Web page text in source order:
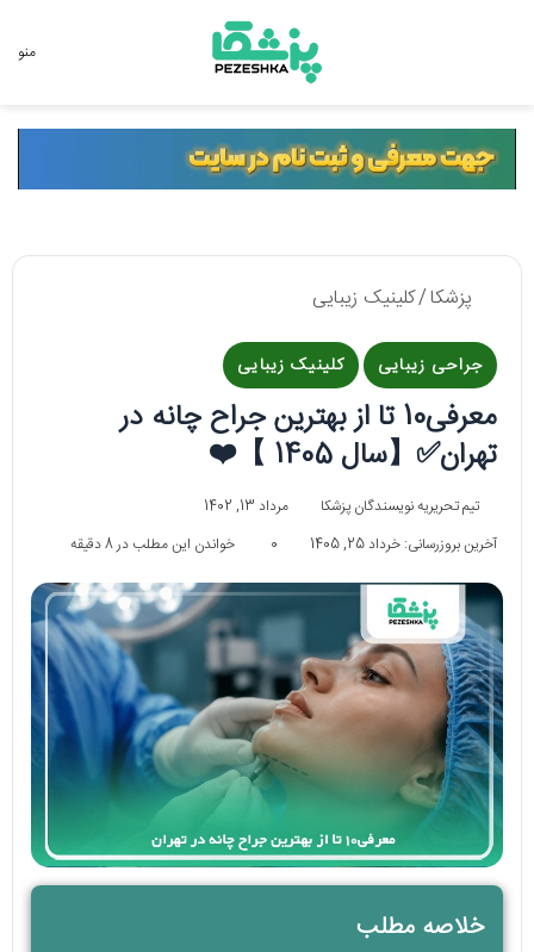
منو
پزشکا/کلینیک زیبایی
جراحی زیبایی کلینیک زیبایی
معرفی10 تا از بهترین جراح چانه در
تهران✅【سال 1405 】❤️
تیم تحریریه نویسندگان پزشکا
مرداد 13, 1402
آخرین بروزرسانی: خرداد 25, 1405
0 خواندن این مطلب در 8 دقیقه
خلاصه مطلب